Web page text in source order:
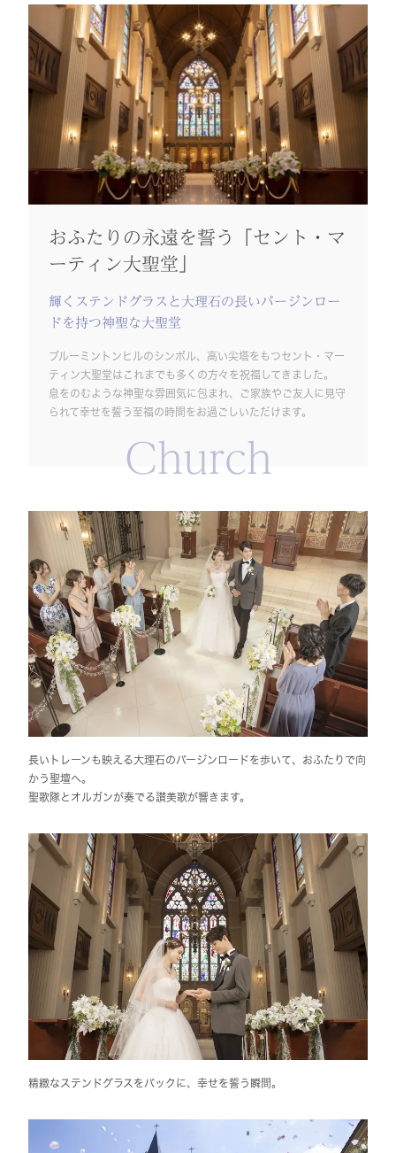
おふたりの永遠を誓う「セント・マ
ーティン大聖堂」
輝くステンドグラスと大理石の長いバージンロー
ドを持つ神聖な大聖堂
ブルーミントンヒルのシンボル、高い尖塔をもつセント・マー
ティン大聖堂はこれまでも多くの方々を祝福してきました。
息をのむような神聖な雰囲気に包まれ、ご家族やご友人に見守
られて幸せを誓う至福の時間をお過ごしいただけます。
Church
長いトレーンも映える大理石のバージンロードを歩いて、おふたりで向
かう聖壇へ。
聖歌隊とオルガンが奏でる讃美歌が響きます。
精緻なステンドグラスをバックに、幸せを誓う瞬間。